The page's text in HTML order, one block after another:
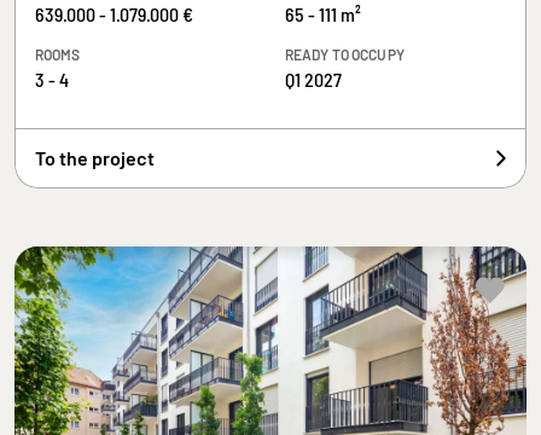
639.000 - 1.079.000 € 65 - 111 m²
ROOMS
3 - 4
READY TO OCCUPY
Q1 2027
To the project